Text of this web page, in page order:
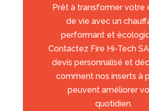
Prêt à transformer votre
de vie avec un
performant et
Contactez Fire Hi-Tech
devis personnalisé et
comment nos inserts à
peuvent améliorer
quotidien.